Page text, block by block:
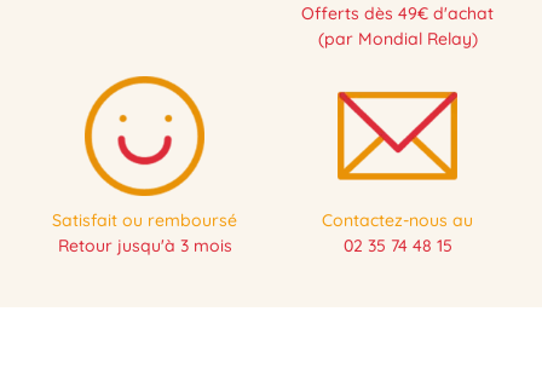
Offerts dès 49€ d'achat
(par Mondial Relay)
Satisfait ou remboursé
Retour jusqu'à 3 mois
Contactez-nous au
02 35 74 48 15